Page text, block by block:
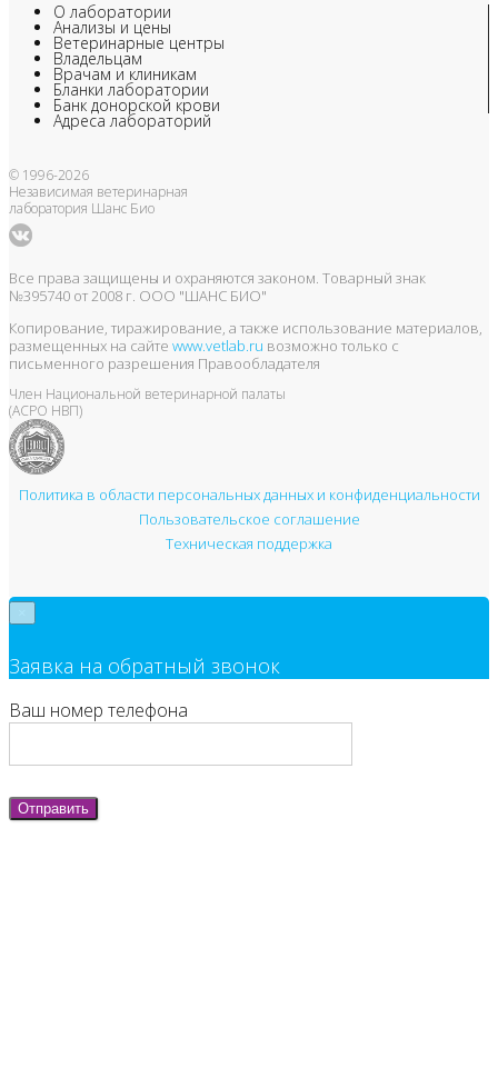
О лаборатории
Анализы и цены
Ветеринарные центры
Владельцам
Врачам и клиникам
Бланки лаборатории
Банк донорской крови
Адреса лабораторий
© 1996-2026
Независимая ветеринарная
лаборатория Шанс Био
Все права защищены и охраняются законом. Товарный знак
№395740 от 2008 г. ООО "ШАНС БИО"
Копирование, тиражирование, а также использование материалов,
размещенных на сайте www.vetlab.ru возможно только с
письменного разрешения Правообладателя
Член Национальной ветеринарной палаты
(АСРО НВП)
Политика в области персональных данных и конфиденциальности
Пользовательское соглашение
Техническая поддержка
Заявка на обратный звонок
Ваш номер телефона
Отправить